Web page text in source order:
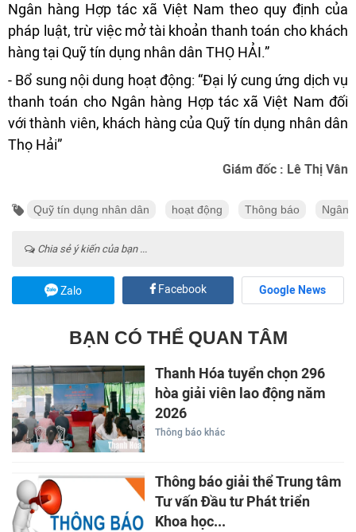
Ngân hàng Hợp tác xã Việt Nam theo quy định của
pháp luật, trừ việc mở tài khoản thanh toán cho khách
hàng tại Quỹ tín dụng nhân dân THỌ HẢI.”
- Bổ sung nội dung hoạt động: “Đại lý cung ứng dịch vụ
thanh toán cho Ngân hàng Hợp tác xã Việt Nam đối
với thành viên, khách hàng của Quỹ tín dụng nhân dân
Thọ Hải”
Giám đốc : Lê Thị Vân
Quỹ tín dụng nhân dân hoạt động Thông báo Ngân
Chia sẻ ý kiến của bạn ...
Zalo Facebook Google News
BẠN CÓ THỂ QUAN TÂM
Thanh Hóa tuyển chọn 296
hòa giải viên lao động năm
2026
Thông báo khác
Thông báo giải thể Trung tâm
Tư vấn Đầu tư Phát triển
Khoa học...